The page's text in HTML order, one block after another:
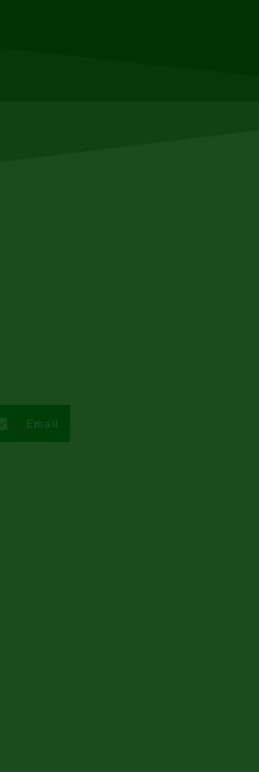
Email